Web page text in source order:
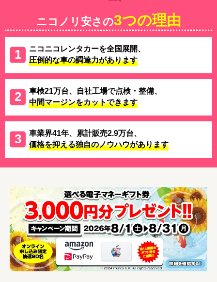
ニコノリ安さの3つの理由
ニコニコレンタカーを全国展開、
圧倒的な車の調達力があります
車検21万台、自社工場で点検・整備、
中間マージンをカットできます
車業界41年、累計販売2.9万台、
価格を抑える独自のノウハウがあります